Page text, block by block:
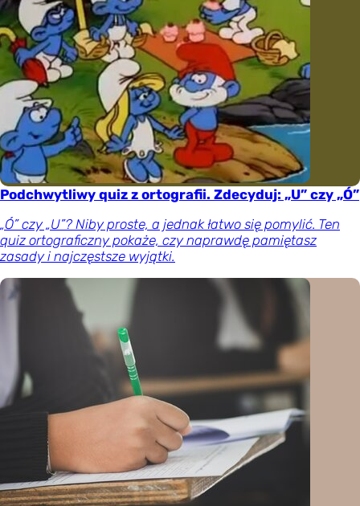
Podchwytliwy quiz z ortografii. Zdecyduj: „U” czy „Ó”
„Ó” czy „U”? Niby proste, a jednak łatwo się pomylić. Ten
quiz ortograficzny pokaże, czy naprawdę pamiętasz
zasady i najczęstsze wyjątki.